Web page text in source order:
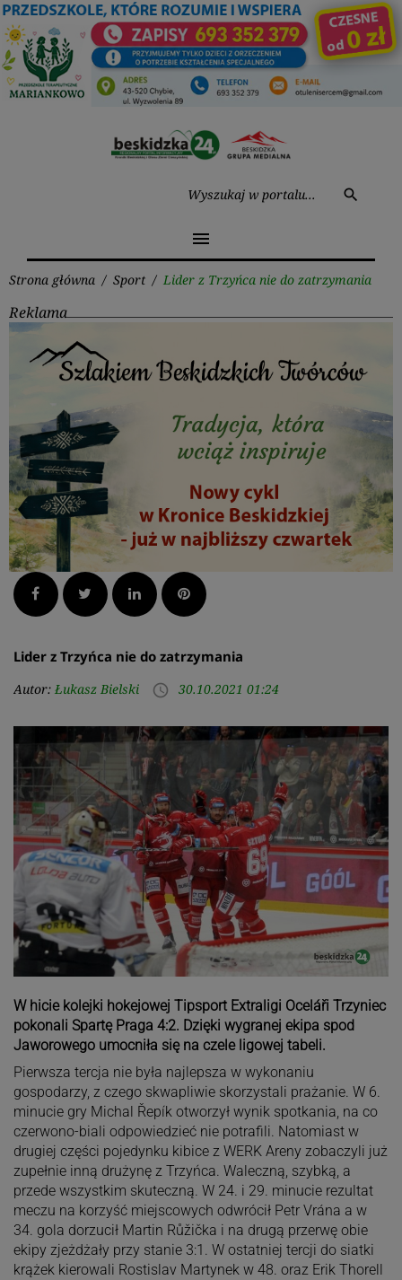
Przejdź
do
treści
search
menu
Strona główna / Sport / Lider z Trzyńca nie do zatrzymania
Reklama
Facebook Twitter LinkedInPinterest
Lider z Trzyńca nie do zatrzymania
Autor: Łukasz Bielski access_time 30.10.2021 01:24
W hicie kolejki hokejowej Tipsport Extraligi Oceláři Trzyniec
pokonali Spartę Praga 4:2. Dzięki wygranej ekipa spod
Jaworowego umocniła się na czele ligowej tabeli.
Pierwsza tercja nie była najlepsza w wykonaniu
gospodarzy, z czego skwapliwie skorzystali prażanie. W 6.
minucie gry Michal Řepík otworzył wynik spotkania, na co
czerwono-biali odpowiedzieć nie potrafili. Natomiast w
drugiej części pojedynku kibice z WERK Areny zobaczyli już
zupełnie inną drużynę z Trzyńca. Waleczną, szybką, a
przede wszystkim skuteczną. W 24. i 29. minucie rezultat
meczu na korzyść miejscowych odwrócił Petr Vrána a w
34. gola dorzucił Martin Růžička i na drugą przerwę obie
ekipy zjeżdżały przy stanie 3:1. W ostatniej tercji do siatki
krążek kierowali Rostislav Martynek w 48. oraz Erik Thorell